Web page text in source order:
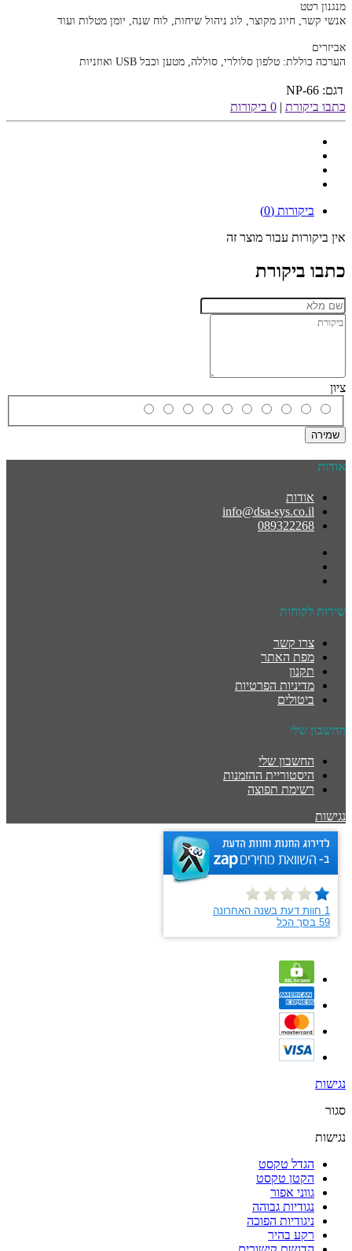
מנגנון רטט
אנשי קשר, חיוג מקוצר, לוג ניהול שיחות, לוח שנה, יומן מטלות ועוד
אביזרים
הערכה כוללת: טלפון סלולרי, סוללה, מטען וכבל USB ואוזניות
דגם: NP-66
כתבו ביקורת | 0 ביקורות
ביקורות (0)
אין ביקורות עבור מוצר זה
כתבו ביקורת
ציון
שמירה
אודות
אודות
info@dsa-sys.co.il
089322268
שירות לקוחות
צרו קשר
מפת האתר
תקנון
מדיניות הפרטיות
ביטולים
החשבון שלי
החשבון שלי
היסטוריית ההזמנות
רשימת תפוצה
נגישות
נגישות
סגור
נגישות
הגדל טקסט
הקטן טקסט
גווני אפור
נגודיות גבוהה
ניגודיות הפוכה
רקע בהיר